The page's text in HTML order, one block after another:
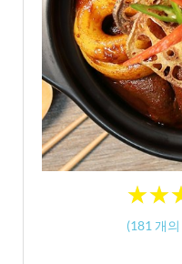
★★
★★
(181 개